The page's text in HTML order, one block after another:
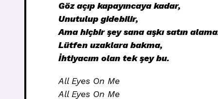
Göz açıp kapayıncaya kadar,
Unutulup gidebilir,
Ama hiçbir şey sana aşkı satın
Lütfen uzaklara bakma,
İhtiyacım olan tek şey bu.
All Eyes On Me
All Eyes On Me